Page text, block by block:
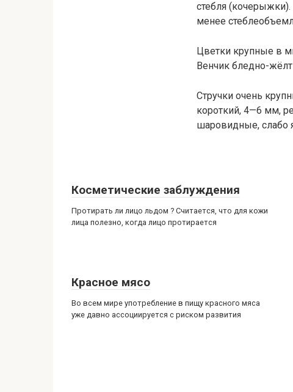
стебля
менее
Цветки крупные в
Венчик бледно-
Стручки очень
короткий, 4—6 мм,
шаровидные, слабо
Косметические заблуждения
Протирать ли лицо льдом ? Считается, что для кожи
лица полезно, когда лицо протирается
Красное мясо
Во всем мире употребление в пищу красного мяса
уже давно ассоциируется с риском развития